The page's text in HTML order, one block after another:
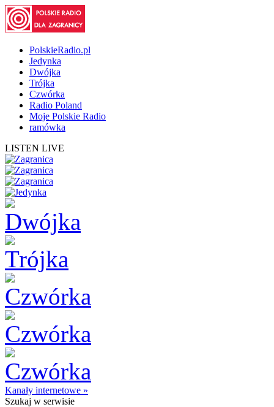
PolskieRadio.pl
Jedynka
Dwójka
Trójka
Czwórka
Radio Poland
Moje Polskie Radio
ramówka
LISTEN LIVE
Kanały internetowe »
Szukaj w serwisie